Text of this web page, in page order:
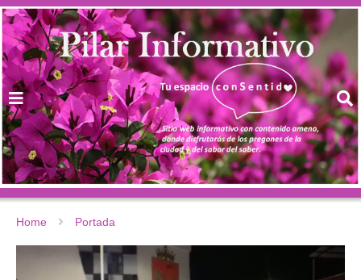
Home Portada